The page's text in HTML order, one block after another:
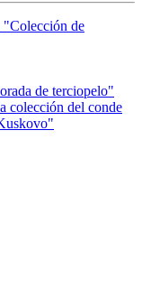
de
de terciopelo"
colección del conde